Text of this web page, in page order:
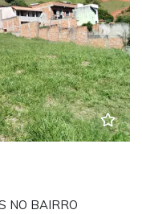
Next
NO BAIRRO